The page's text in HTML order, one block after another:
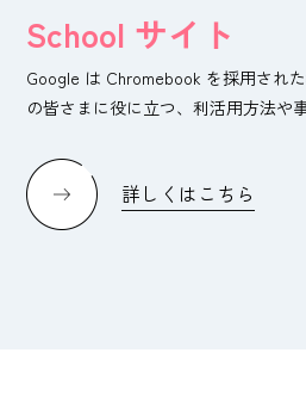
School サイト
Google は Chromebook を採用され
の皆さまに役に立つ、利活用方法や
詳しくはこちら